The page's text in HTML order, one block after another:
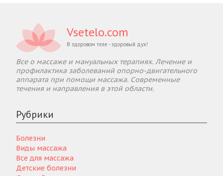
Vsetelo.com
В здоровом теле - здоровый дух!
Все о массаже и мануальных терапиях. Лечение и
профилактика заболеваний опорно-двигательного
аппарата при помощи массажа. Современные
течения и направления в этой области.
Рубрики
Болезни
Виды массажа
Все для массажа
Детские болезни